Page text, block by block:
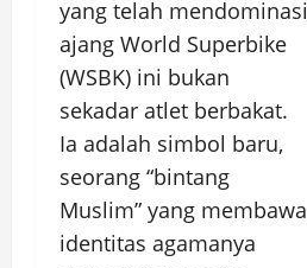
yang telah mendominasi
ajang World Superbike
(WSBK) ini bukan
sekadar atlet berbakat.
Ia adalah simbol baru,
seorang “bintang
Muslim” yang membawa
identitas agamanya